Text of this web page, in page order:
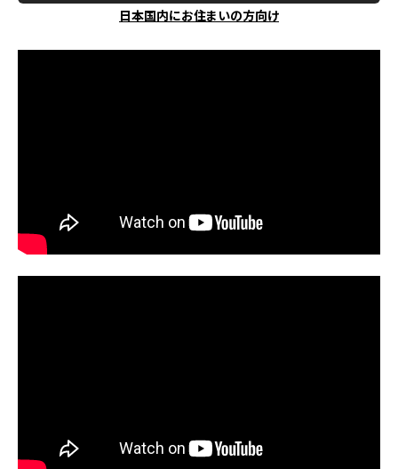
日本国内にお住まいの方向け